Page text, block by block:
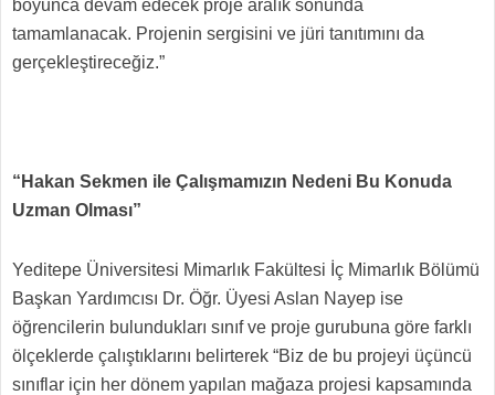
boyunca devam edecek proje aralık sonunda
tamamlanacak. Projenin sergisini ve jüri tanıtımını da
gerçekleştireceğiz.”
“Hakan Sekmen ile Çalışmamızın Nedeni Bu Konuda
Uzman Olması”
Yeditepe Üniversitesi Mimarlık Fakültesi İç Mimarlık Bölümü
Başkan Yardımcısı Dr. Öğr. Üyesi Aslan Nayep ise
öğrencilerin bulundukları sınıf ve proje gurubuna göre farklı
ölçeklerde çalıştıklarını belirterek “Biz de bu projeyi üçüncü
sınıflar için her dönem yapılan mağaza projesi kapsamında